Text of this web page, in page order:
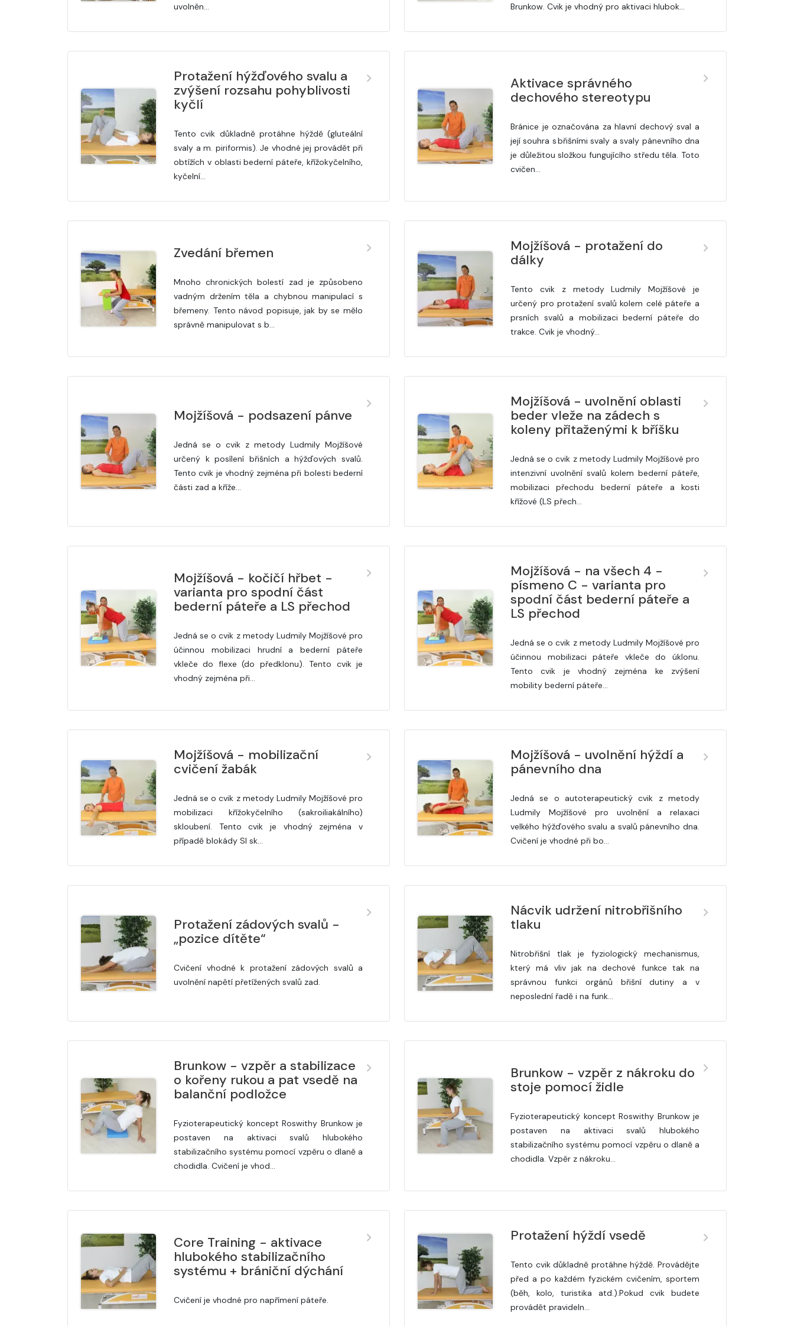
uvolněn…
Brunkow. Cvik je vhodný pro aktivaci hlubok…
Protažení hýžďového svalu a
zvýšení rozsahu pohyblivosti
kyčlí
Tento cvik důkladně protáhne hýždě (gluteální
svaly a m. piriformis). Je vhodné jej provádět při
obtížích v oblasti bederní páteře, křížokyčelního,
kyčelní…
Aktivace správného
dechového stereotypu
Bránice je označována za hlavní dechový sval a
její souhra s břišními svaly a svaly pánevního dna
je důležitou složkou fungujícího středu těla. Toto
cvičen…
Zvedání břemen
Mnoho chronických bolestí zad je způsobeno
vadným držením těla a chybnou manipulací s
břemeny. Tento návod popisuje, jak by se mělo
správně manipulovat s b…
Mojžíšová - protažení do
dálky
Tento cvik z metody Ludmily Mojžíšové je
určený pro protažení svalů kolem celé páteře a
prsních svalů a mobilizaci bederní páteře do
trakce. Cvik je vhodný…
Mojžíšová - podsazení pánve
Jedná se o cvik z metody Ludmily Mojžíšové
určený k posílení břišních a hýžďových svalů.
Tento cvik je vhodný zejména při bolesti bederní
části zad a kříže…
Mojžíšová - uvolnění oblasti
beder vleže na zádech s
koleny přitaženými k bříšku
Jedná se o cvik z metody Ludmily Mojžíšové pro
intenzivní uvolnění svalů kolem bederní páteře,
mobilizaci přechodu bederní páteře a kosti
křížové (LS přech…
Mojžíšová - kočičí hřbet -
varianta pro spodní část
bederní páteře a LS přechod
Jedná se o cvik z metody Ludmily Mojžíšové pro
účinnou mobilizaci hrudní a bederní páteře
vkleče do flexe (do předklonu). Tento cvik je
vhodný zejména při…
Mojžíšová - na všech 4 -
písmeno C - varianta pro
spodní část bederní páteře a
LS přechod
Jedná se o cvik z metody Ludmily Mojžíšové pro
účinnou mobilizaci páteře vkleče do úklonu.
Tento cvik je vhodný zejména ke zvýšení
mobility bederní páteře…
Mojžíšová - mobilizační
cvičení žabák
Jedná se o cvik z metody Ludmily Mojžíšové pro
mobilizaci křížokyčelního (sakroiliakálního)
skloubení. Tento cvik je vhodný zejména v
případě blokády SI sk…
Mojžíšová - uvolnění hýždí a
pánevního dna
Jedná se o autoterapeutický cvik z metody
Ludmily Mojžíšové pro uvolnění a relaxaci
velkého hýžďového svalu a svalů pánevního dna.
Cvičení je vhodné při bo…
Protažení zádových svalů -
„pozice dítěte“
Cvičení vhodné k protažení zádových svalů a
uvolnění napětí přetížených svalů zad.
Nácvik udržení nitrobřišního
tlaku
Nitrobřišní tlak je fyziologický mechanismus,
který má vliv jak na dechové funkce tak na
správnou funkci orgánů břišní dutiny a v
neposlední řadě i na funk…
Brunkow - vzpěr a stabilizace
o kořeny rukou a pat vsedě na
balanční podložce
Fyzioterapeutický koncept Roswithy Brunkow je
postaven na aktivaci svalů hlubokého
stabilizačního systému pomocí vzpěru o dlaně a
chodidla. Cvičení je vhod…
Brunkow - vzpěr z nákroku do
stoje pomocí židle
Fyzioterapeutický koncept Roswithy Brunkow je
postaven na aktivaci svalů hlubokého
stabilizačního systému pomocí vzpěru o dlaně a
chodidla. Vzpěr z nákroku…
Core Training - aktivace
hlubokého stabilizačního
systému + brániční dýchání
Cvičení je vhodné pro napřímení páteře.
Protažení hýždí vsedě
Tento cvik důkladně protáhne hýždě. Provádějte
před a po každém fyzickém cvičením, sportem
(běh, kolo, turistika atd.).Pokud cvik budete
provádět pravideln…